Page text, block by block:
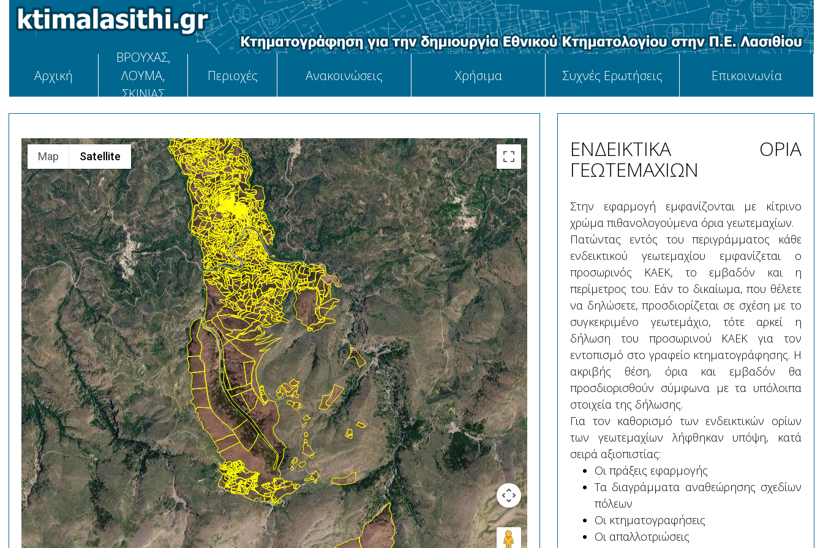
Αρχική
ΒΡΟΥΧΑΣ,
ΛΟΥΜΑ,
ΣΚΙΝΙΑΣ
Περιοχές Aνακοινώσεις Χρήσιμα Συχνές Ερωτήσεις Επικοινωνία
Map Satellite ΕΝΔΕΙΚΤΙΚΑ ΟΡΙΑ
ΓΕΩΤΕΜΑΧΙΩΝ
Στην εφαρμογή εμφανίζονται με κίτρινο
χρώμα πιθανολογούμενα όρια γεωτεμαχίων.
Πατώντας εντός του περιγράμματος κάθε
ενδεικτικού γεωτεμαχίου εμφανίζεται ο
προσωρινός ΚΑΕΚ, το εμβαδόν και η
περίμετρος του. Εάν το δικαίωμα, που θέλετε
να δηλώσετε, προσδιορίζεται σε σχέση με το
συγκεκριμένο γεωτεμάχιο, τότε αρκεί η
δήλωση του προσωρινού ΚΑΕΚ για τον
εντοπισμό στο γραφείο κτηματογράφησης. Η
ακριβής θέση, όρια και εμβαδόν θα
προσδιορισθούν σύμφωνα με τα υπόλοιπα
στοιχεία της δήλωσης.
Για τον καθορισμό των ενδεικτικών ορίων
των γεωτεμαχίων λήφθηκαν υπόψη, κατά
σειρά αξιοπιστίας:
Οι πράξεις εφαρμογής
Τα διαγράμματα αναθεώρησης σχεδίων
πόλεων
Οι κτηματογραφήσεις
Οι απαλλοτριώσεις